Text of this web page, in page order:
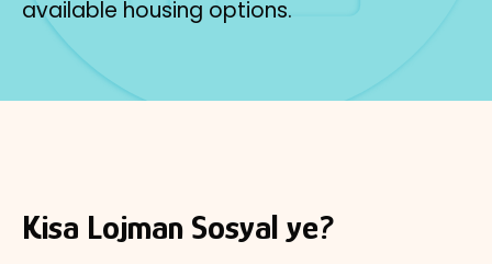
available housing options.
Kisa Lojman Sosyal ye?